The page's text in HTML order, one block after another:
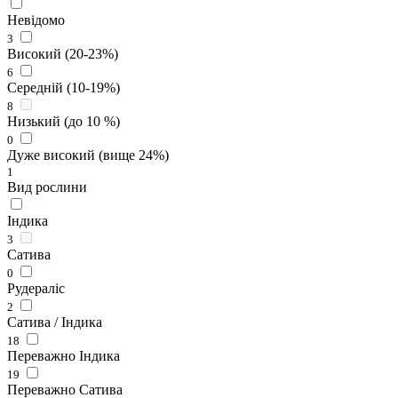
Невідомо
3
Високий (20-23%)
6
Середній (10-19%)
8
Низький (до 10 %)
0
Дуже високий (вище 24%)
1
Вид рослини
Індика
3
Сатива
0
Рудераліс
2
Сатива / Індика
18
Переважно Індика
19
Переважно Сатива